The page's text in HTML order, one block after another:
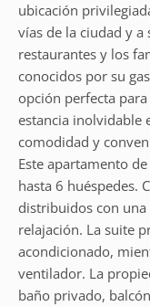
ubicación
vías de la ciudad y
restaurantes y los
conocidos por su
opción perfecta
estancia inolvidable
comodidad y
Este apartamento
hasta 6 huéspedes.
distribuidos con
relajación. La suite
acondicionado,
ventilador. La
baño privado,